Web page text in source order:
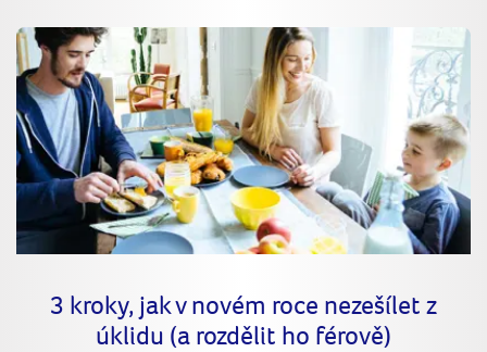
3 kroky, jak v novém roce nezešílet z
úklidu (a rozdělit ho férově)